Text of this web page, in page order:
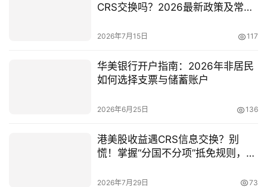
CRS交换吗？2026最新政策及常见
2026年7月15日 117
华美银行开户指南：2026年非居民
如何选择支票与储蓄账户
2026年6月25日 136
港美股收益遇CRS信息交换？别
慌！掌握“分国不分项”抵免规则，合
2026年7月29日 73